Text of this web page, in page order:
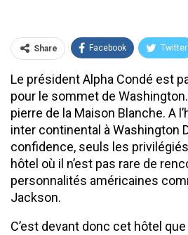
Share Facebook Twitter
Le président Alpha Condé est
pour le sommet de
pierre de la Maison Blanche. A
inter continental à Washington
confidence, seuls les
hôtel où il n’est pas rare de
personnalités américaines
Jackson.
C’est devant donc cet hôtel